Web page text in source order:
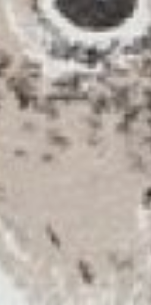
Чарушин Н.Е. Сидящий бабуин
Работая в данной области, он всегда
остается преданным традициям
Ленинградской школы книжной
графики для детей. И это
не случайно. Чарушин рос
и формировался в среде
владеть контактом с детьми».
Творческая атмосфера семьи
сформировала у юного художника
потребность в ежедневных занятиях
рисованием, он с четырех лет
принимал участие в детских